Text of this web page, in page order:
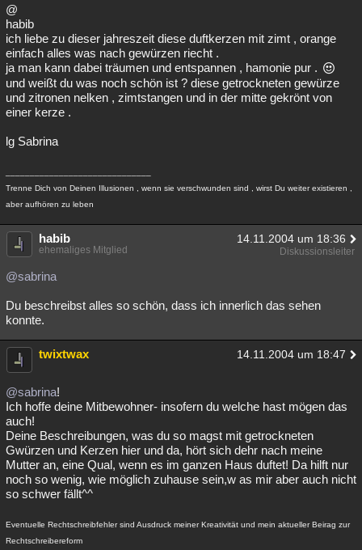
Musik Clash Verbesserungen Allmystery English
Übersichten
Besucht Teilgenommen Alle Neue Geschlossen
Lesenswert
@
habib
ich liebe zu dieser jahreszeit diese duftkerzen mit zimt , orange
einfach alles was nach gewürzen riecht .
ja man kann dabei träumen und entspannen , hamonie pur .
und weißt du was noch schön ist ? diese getrockneten gewürze
und zitronen nelken , zimtstangen und in der mitte gekrönt von
einer kerze .
lg Sabrina
Trenne Dich von Deinen Illusionen , wenn sie verschwunden sind , wirst Du weiter existieren ,
aber aufhören zu leben
habib 14.11.2004 um 18:36
ehemaliges Mitglied Diskussionsleiter
@sabrina
Du beschreibst alles so schön, dass ich innerlich das sehen
konnte.
twixtwax 14.11.2004 um 18:47
@sabrina!
Ich hoffe deine Mitbewohner- insofern du welche hast mögen das
auch!
Deine Beschreibungen, was du so magst mit getrockneten
Gwürzen und Kerzen hier und da, hört sich dehr nach meine
Mutter an, eine Qual, wenn es im ganzen Haus duftet! Da hilft nur
noch so wenig, wie möglich zuhause sein,w as mir aber auch nicht
so schwer fällt^^
Eventuelle Rechtschreibfehler sind Ausdruck meiner Kreativität und mein aktueller Beirag zur
Rechtschreibereform